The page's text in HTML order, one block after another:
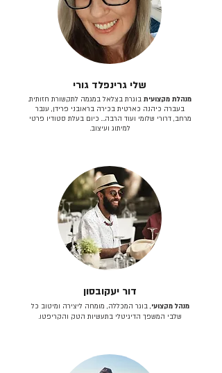
שלי גרינפלד גורי
מנהלת מקצועית בוגרת בצלאל במגמה לתקשורת חזותית.
בעברה כיהנה כארטית בכירה בראובני פרידן, ענבר
מרחב, דרורי שלומי ועוד הרבה… כיום בעלת סטודיו פרטי
למיתוג ועיצוב.
דור יעקובסון
מנהל מקצועי, בוגר המכללה, מומחה ליצירה ומיטוב כל
שלבי המשפך הדיגיטלי בתעשיות הטק והקריפטו.